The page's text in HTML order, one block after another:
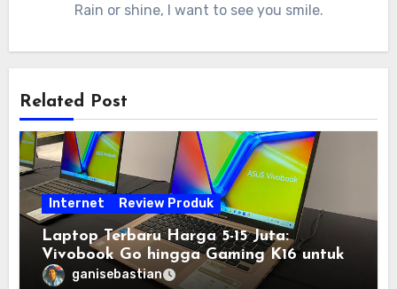
Rain or shine, I want to see you smile.
Related Post
Internet Review Produk
Laptop Terbaru Harga 5-15 Juta:
Vivobook Go hingga Gaming K16 untuk
Semua Budget
ganisebastian